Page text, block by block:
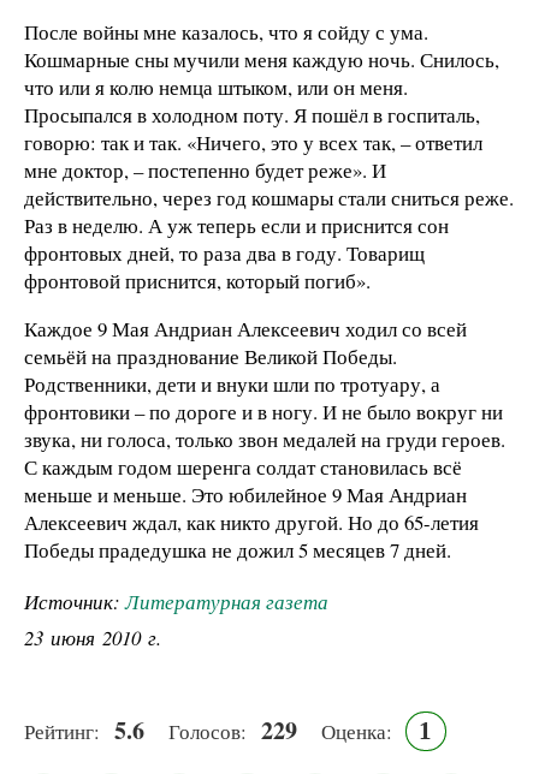
После войны мне казалось, что я сойду с ума.
Кошмарные сны мучили меня каждую ночь. Снилось,
что или я колю немца штыком, или он меня.
Просыпался в холодном поту. Я пошёл в госпиталь,
говорю: так и так. «Ничего, это у всех так, – ответил
мне доктор, – постепенно будет реже». И
действительно, через год кошмары стали сниться реже.
Раз в неделю. А уж теперь если и приснится сон
фронтовых дней, то раза два в году. Товарищ
фронтовой приснится, который погиб».
Каждое 9 Мая Андриан Алексеевич ходил со всей
семьёй на празднование Великой Победы.
Родственники, дети и внуки шли по тротуару, а
фронтовики – по дороге и в ногу. И не было вокруг ни
звука, ни голоса, только звон медалей на груди героев.
С каждым годом шеренга солдат становилась всё
меньше и меньше. Это юбилейное 9 Мая Андриан
Алексеевич ждал, как никто другой. Но до 65-летия
Победы прадедушка не дожил 5 месяцев 7 дней.
Источник:Литературная газета
23 июня 2010 г.
Рейтинг: 5.6 Голосов: 229 Оценка: 1